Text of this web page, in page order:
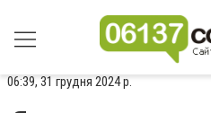
06:39, 31 грудня 2024 р.